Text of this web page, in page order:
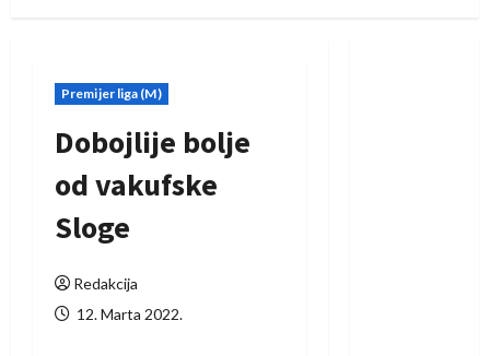
Premijer liga (M)
Dobojlije bolje
od vakufske
Sloge
Redakcija
12. Marta 2022.